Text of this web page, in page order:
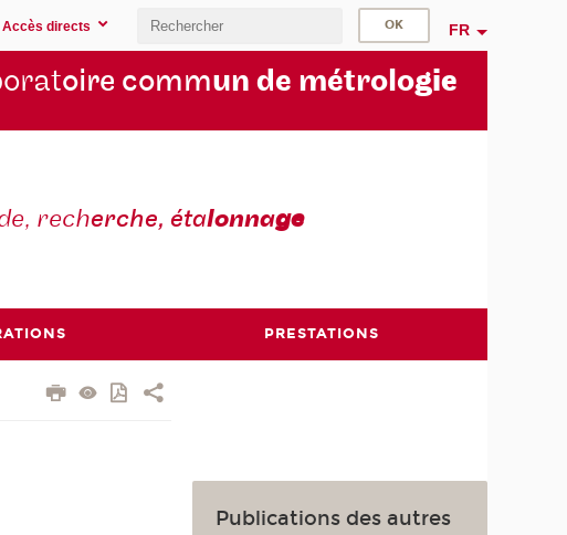
Accès directs FR
oire commun de métrologie
recherche, étalonnage
PRESTATIONS
Publications des autres